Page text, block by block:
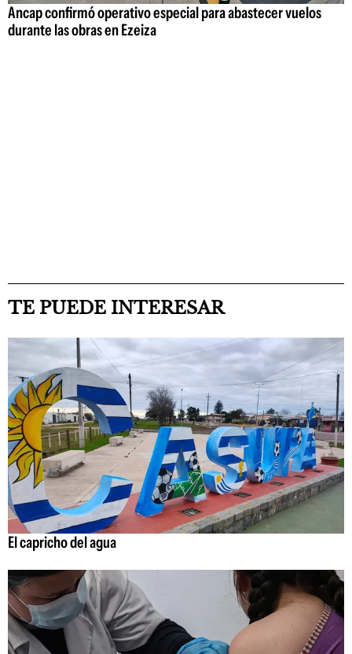
Ancap confirmó operativo especial para abastecer vuelos
durante las obras en Ezeiza
TE PUEDE INTERESAR
El capricho del agua